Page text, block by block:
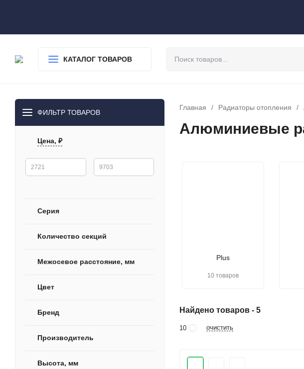
КАТАЛОГ ТОВАРОВ
ФИЛЬТР ТОВАРОВ
Цена, ₽
Серия
Количество секций
Межосевое расстояние, мм
Цвет
Бренд
Производитель
Высота, мм
Главная / Радиаторы отопления /
Алюминиевые
Plus
10 товаров
Найдено товаров - 5
10 очистить